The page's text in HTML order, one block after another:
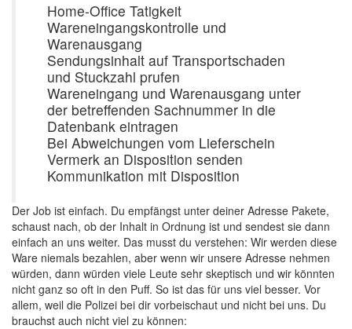
Home-Office Tatigkeit
Wareneingangskontrolle und
Warenausgang
Sendungsinhalt auf Transportschaden
und Stuckzahl prufen
Wareneingang und Warenausgang unter
der betreffenden Sachnummer in die
Datenbank eintragen
Bei Abweichungen vom Lieferschein
Vermerk an Disposition senden
Kommunikation mit Disposition
Der Job ist einfach. Du empfängst unter deiner Adresse Pakete,
schaust nach, ob der Inhalt in Ordnung ist und sendest sie dann
einfach an uns weiter. Das musst du verstehen: Wir werden diese
Ware niemals bezahlen, aber wenn wir unsere Adresse nehmen
würden, dann würden viele Leute sehr skeptisch und wir könnten
nicht ganz so oft in den Puff. So ist das für uns viel besser. Vor
allem, weil die Polizei bei dir vorbeischaut und nicht bei uns. Du
brauchst auch nicht viel zu können: